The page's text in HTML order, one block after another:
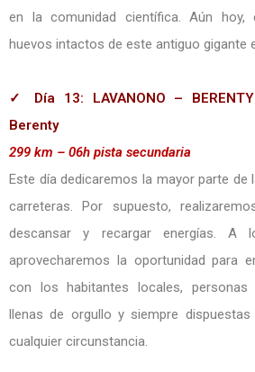
en la comunidad científica. Aún hoy,
huevos intactos de este antiguo gigante
✓ Día 13: LAVANONO –
Berenty
299 km – 06h pista secundaria
Este día dedicaremos la mayor parte de
carreteras. Por supuesto,
descansar y recargar energías. A
aprovecharemos la oportunidad para
con los habitantes locales, personas
llenas de orgullo y siempre
cualquier circunstancia.